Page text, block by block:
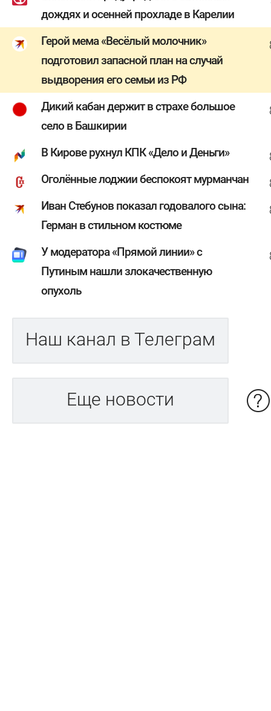
дождях и осенней прохладе в Карелии
Герой мема «Весёлый молочник»
подготовил запасной план на случай
выдворения его семьи из РФ
Дикий кабан держит в страхе большое
село в Башкирии
В Кирове рухнул КПК «Дело и Деньги»
Оголённые лоджии беспокоят мурманчан
Иван Стебунов показал годовалого сына:
Герман в стильном костюме
У модератора «Прямой линии» с
Путиным нашли злокачественную
опухоль
Наш канал в Телеграм
Еще новости